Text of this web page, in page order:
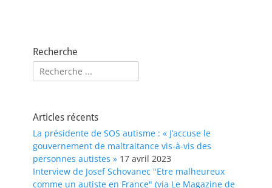
Recherche
Rechercher :
Articles récents
La présidente de SOS autisme : « J’accuse le
gouvernement de maltraitance vis-à-vis des
personnes autistes » 17 avril 2023
Interview de Josef Schovanec "Etre malheureux
comme un autiste en France" (via Le Magazine de